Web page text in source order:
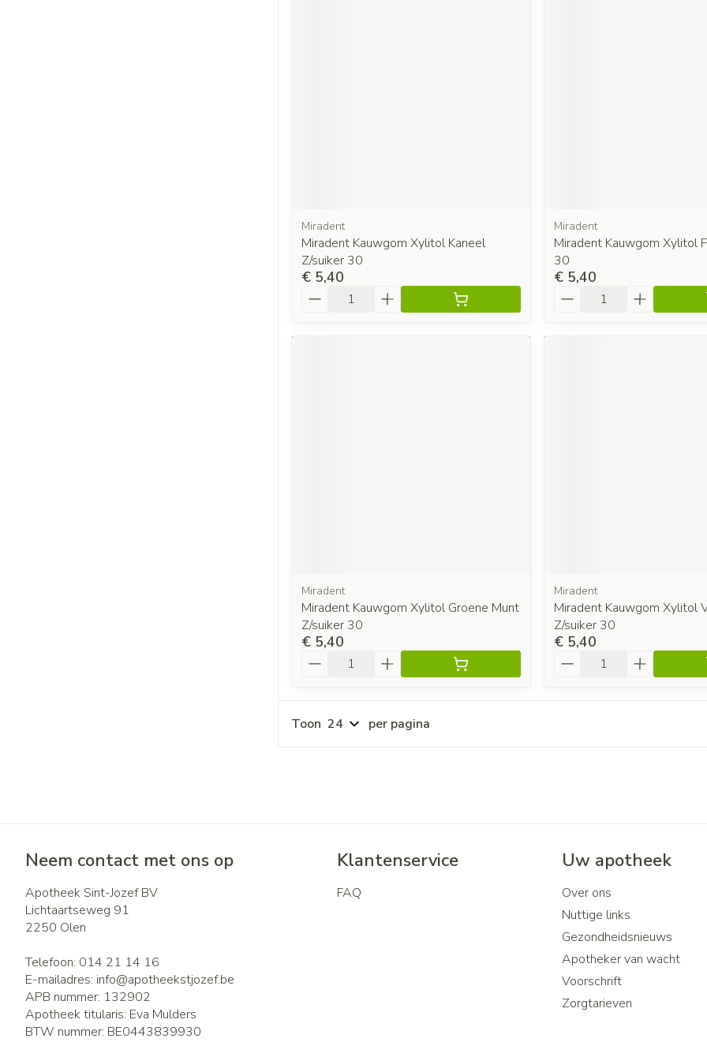
Miradent
Miradent Kauwgom Xylitol Kaneel
Z/suiker 30
€ 5,40
Miradent
Miradent Kauwgom Xylitol
30
€ 5,40
Miradent
Miradent Kauwgom Xylitol Groene Munt
Z/suiker 30
€ 5,40
Miradent
Miradent Kauwgom Xylitol
Z/suiker 30
€ 5,40
Toon per pagina
Neem contact met ons op
Apotheek Sint-Jozef BV
Lichtaartseweg 91
2250 Olen
Telefoon: 014 21 14 16
E-mailadres: info@apotheekstjozef.be
APB nummer: 132902
Apotheek titularis: Eva Mulders
BTW nummer: BE0443839930
Klantenservice
FAQ
Uw apotheek
Over ons
Nuttige links
Gezondheidsnieuws
Apotheker van wacht
Voorschrift
Zorgtarieven